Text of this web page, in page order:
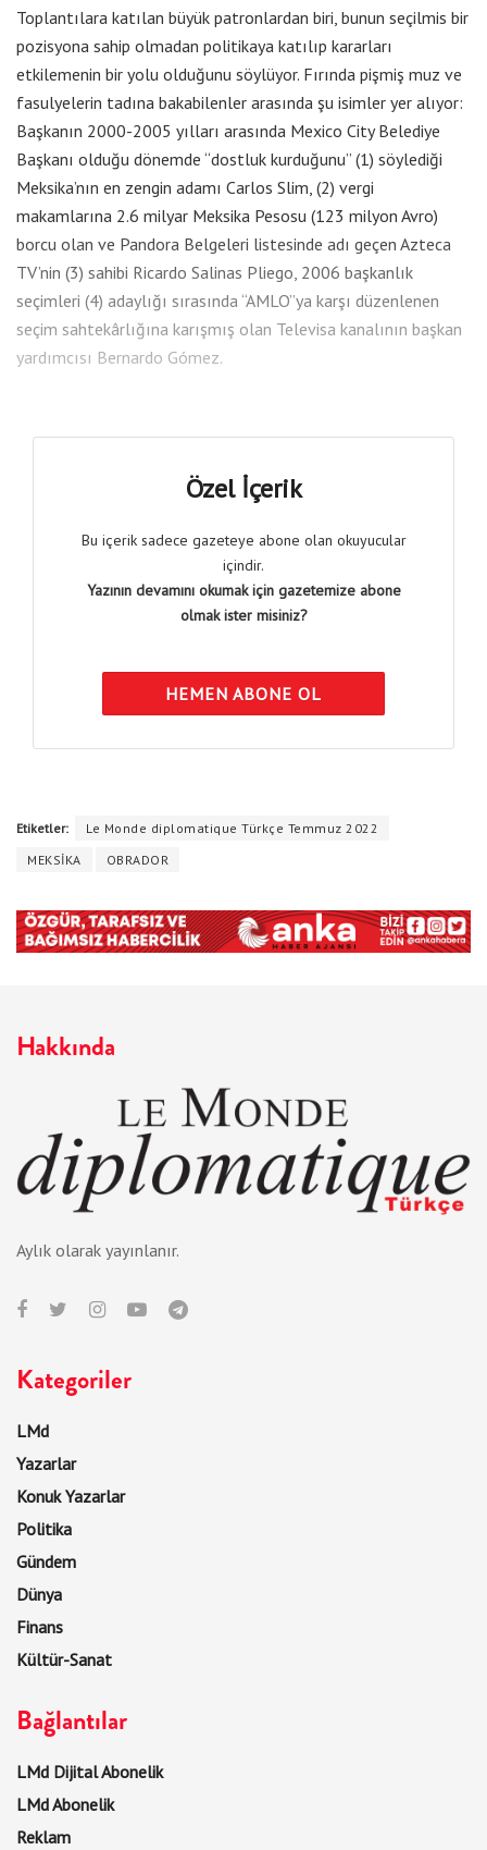
Toplantılara katılan büyük patronlardan biri, bunun seçilmis bir
pozisyona sahip olmadan politikaya katılıp kararları
etkilemenin bir yolu olduğunu söylüyor. Fırında pişmiş muz ve
fasulyelerin tadına bakabilenler arasında şu isimler yer alıyor:
Başkanın 2000-2005 yılları arasında Mexico City Belediye
Başkanı olduğu dönemde “dostluk kurduğunu” (1) söylediği
Meksika’nın en zengin adamı Carlos Slim, (2) vergi
makamlarına 2.6 milyar Meksika Pesosu (123 milyon Avro)
borcu olan ve Pandora Belgeleri listesinde adı geçen Azteca
TV’nin (3) sahibi Ricardo Salinas Pliego, 2006 başkanlık
seçimleri (4) adaylığı sırasında “AMLO”ya karşı düzenlenen
seçim sahtekârlığına karışmış olan Televisa kanalının başkan
yardımcısı Bernardo Gómez.
Özel İçerik
Bu içerik sadece gazeteye abone olan okuyucular
içindir.
Yazının devamını okumak için gazetemize abone
olmak ister misiniz?
HEMEN ABONE OL
Etiketler:
Le Monde diplomatique Türkçe Temmuz 2022
MEKSİKA
OBRADOR
Hakkında
Aylık olarak yayınlanır.
Kategoriler
LMd
Yazarlar
Konuk Yazarlar
Politika
Gündem
Dünya
Finans
Kültür-Sanat
Bağlantılar
LMd Dijital Abonelik
LMd Abonelik
Reklam